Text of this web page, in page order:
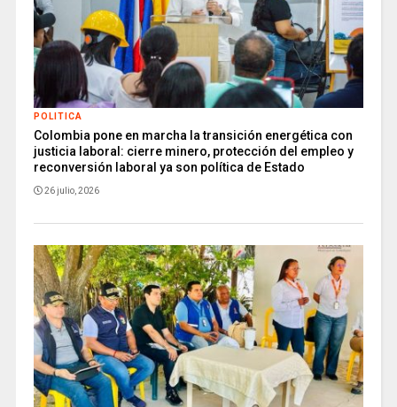
POLITICA
Colombia pone en marcha la transición energética con
justicia laboral: cierre minero, protección del empleo y
reconversión laboral ya son política de Estado
26 julio, 2026